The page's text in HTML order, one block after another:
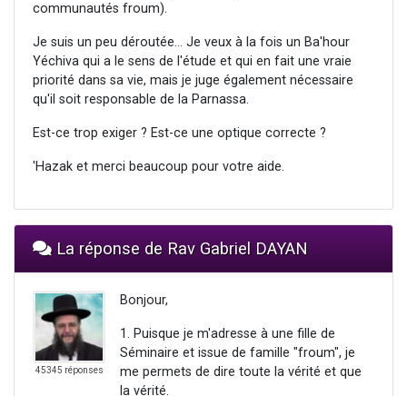
communautés froum).
Je suis un peu déroutée... Je veux à la fois un Ba'hour
Yéchiva qui a le sens de l'étude et qui en fait une vraie
priorité dans sa vie, mais je juge également nécessaire
qu'il soit responsable de la Parnassa.
Est-ce trop exiger ? Est-ce une optique correcte ?
'Hazak et merci beaucoup pour votre aide.
La réponse de Rav Gabriel DAYAN
45345 réponses
Bonjour,
1. Puisque je m'adresse à une fille de
Séminaire et issue de famille "froum", je
me permets de dire toute la vérité et que
la vérité.